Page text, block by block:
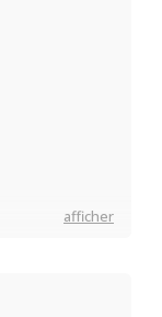
afficher